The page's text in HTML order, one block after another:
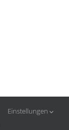
Einstellungen